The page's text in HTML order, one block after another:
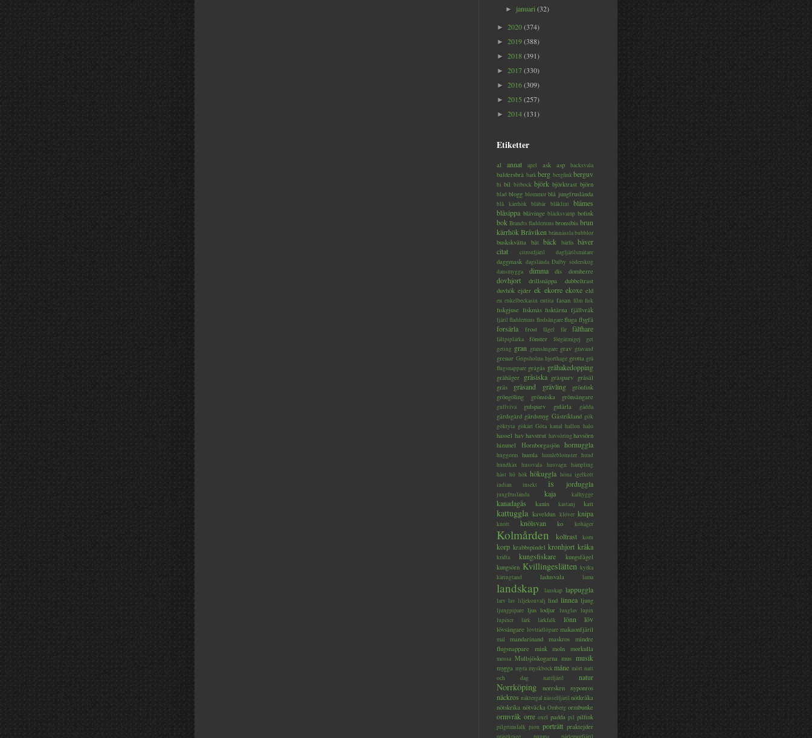
► januari(32)
► 2020(374)
► 2019(388)
► 2018 (391)
► 2017(330)
► 2016(309)
► 2015 (257)
► 2014(131)
Etiketter
al annat apel ask asp backsvala
baldersbrå barkberg bergfinkberguv
bi bil bitbock björk björktrast björn
blad blogg blommor blå jungfruslända
blå kärrhök blåbär blåklint
blåmes
blåsippa blåvinge bläcksvamp bofink
bok Brandts fladdermus bronsibis brun
kärrhökBråviken brännässlabubblor
buskskvätta båt bäck bärfis bäver
citat
citronfjäril dagfjärilsmätare
daggmask dagslända Dalby söderskog
dansmygga
dimma dis domherre
dovhjort drillsnäppa
dubbeltrast
duvhök ejder ek ekorre ekoxe eld
en enkelbeckasin entita fasan film fisk
fiskgjuse fiskmås fisktärna fjällvråk
fjäril fladdermus flodsångarefluga flygfä
forsärla frost fågel får fälthare
fältpiplärka fönster förgätmigej
get
geting gran gransångare grav gravand
grenar Gripsholms hjorthage grotta grå
flugsnappare grågås gråhakedopping
gråhäger gråsiska gråsparv gråsäl
gräs
gräsand grävling
grönfink
gröngöling
grönsiska grönsångare
gullviva gulsparv gulärla gädda
gärdsgård gärdsmyg Gästrikland gök
göktyta gökärt Göta kanal hallon halo
hassel hav havstrut havsöring havsörn
himmel
Hornborgasjön hornuggla
huggorm humla humleblomster hund
hundkäx
hussvala husvagn
hämpling
häst hö hök hökuggla höna igelkott
indian
insekt is jorduggla
jungfruslända kaja kalhygge
kanadagås kanin kastanj katt
kattuggla kaveldun klöver knipa
knott knölsvan ko kohäger
Kolmården koltrast korn
korp krabbspindel kronhjort kråka
kräfta kungsfiskare
kungsfågel
kungsörn Kvillingeslätten kyrka
käringtand
ladusvala lama
landskap lanskap lappuggla
larv lav liljekonvalj lind linnea ljung
ljungpipare ljus lodjur lunglav lupin
lupiner
lärk lärkfalk lönn löv
lövsångare lövträdlöpare makaonfjäril
mal mandarinand maskros
mindre
flugsnappare
mink moln morkulla
mossa Mullsjöskogarna mus musik
mygga myra myskbock måne mört natt
och dag
nattfjäril natur
Norrköping norrsken nyponros
näckros näktergal nässelfjäril nötkråka
nötskrika nötväcka Omberg ormbunke
ormvråk orre oxel padda pil pilfink
pilgrimsfalk pion porträtt praktejder